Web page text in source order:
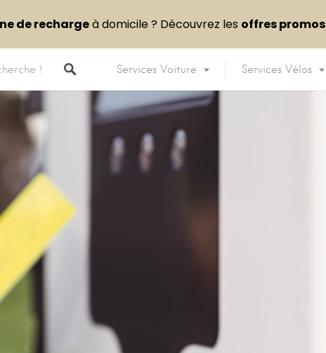
Services Voiture Services Vélos
de rechargeà domicile ? Découvrez les offres promos